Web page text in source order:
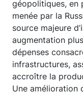
géopolitiques, en
menée par la
source majeure
augmentation
dépenses
infrastructures,
accroître la
Une amélioration